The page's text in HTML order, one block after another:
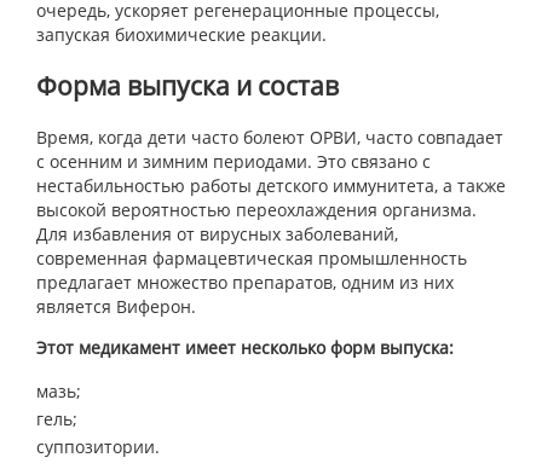
очередь, ускоряет регенерационные процессы,
запуская биохимические реакции.
Форма выпуска и состав
Время, когда дети часто болеют ОРВИ, часто совпадает
с осенним и зимним периодами. Это связано с
нестабильностью работы детского иммунитета, а также
высокой вероятностью переохлаждения организма.
Для избавления от вирусных заболеваний,
современная фармацевтическая промышленность
предлагает множество препаратов, одним из них
является Виферон.
Этот медикамент имеет несколько форм выпуска:
мазь;
гель;
суппозитории.